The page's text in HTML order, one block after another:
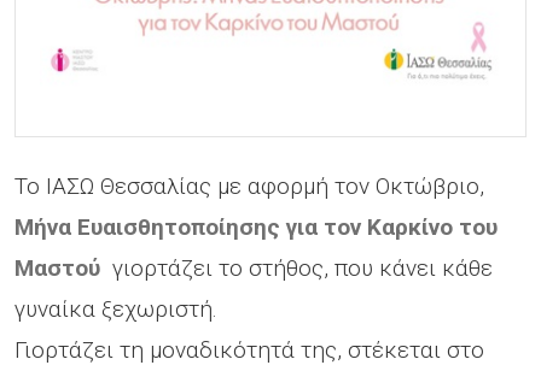
Το ΙΑΣΩ Θεσσαλίας με αφορμή τον Οκτώβριο,
Mήνα Ευαισθητοποίησης για τον Καρκίνο του
Μαστού γιορτάζει το στήθος, που κάνει κάθε
γυναίκα ξεχωριστή.
Γιορτάζει τη μοναδικότητά της, στέκεται στο